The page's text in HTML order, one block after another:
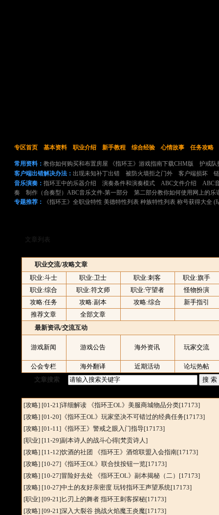
专区首页 基本资料 职业介绍 新手教程 综合经验 心情故事 任务攻略
常用资料：教你如何购买和布置房屋 《指环王》游戏指南下载CHM版
护戒队
客户端出错解决办法：出现未知补丁出错 被防火墙拒之门外 客户端损坏
音乐演奏：指环王中的乐器介绍 演奏条件和演奏模式 ABC文件介绍
ABC
奏
制作（合奏型）ABC音乐文件-第一部分第二部分教你如何使用网上的乐
专题推荐：
《指环王》全职业特性 美德特性列表 种族特性列表 称号获得大全(
文章列表
职业交流/攻略文章
职业:斗士
职业:卫士 职业:刺客
职业:旗手
职业:综合
职业:符文师 职业:守望者
怪物扮演
攻略:任务
攻略:副本 攻略:综合
新手指引
推荐文章
全部文章
最新资讯/交流互动
游戏新闻 游戏公告 海外资讯 玩家交流
公会专栏 海外翻译 近期活动
论坛热帖
文章搜索
[攻略] [01-21]详细解读 《指环王OL》美服商城物品分类[17173]
[攻略] [01-20] 《指环王OL》玩家坚决不可错过的经典任务[17173]
[攻略] [01-11] 《指环王》警戒之眼入门指导[17173]
[职业] [11-29]副本诗人的战斗心得[梵贡诗人]
[攻略] [11-12]饮酒的社团 《指环王》酒馆联盟入会指南[17173]
[攻略] [10-27] 《指环王OL》联合技按钮一览[17173]
[攻略] [10-27]冒险好去处 《指环王OL》副本揭秘（二） [17173]
[攻略] [10-27]中土的友好亲密度 玩转指环王声望系统[17173]
[职业] [09-21]匕刃上的舞者 指环王刺客探秘[17173]
[攻略] [09-21]深入大裂谷 挑战火焰魔王炎魔[17173]